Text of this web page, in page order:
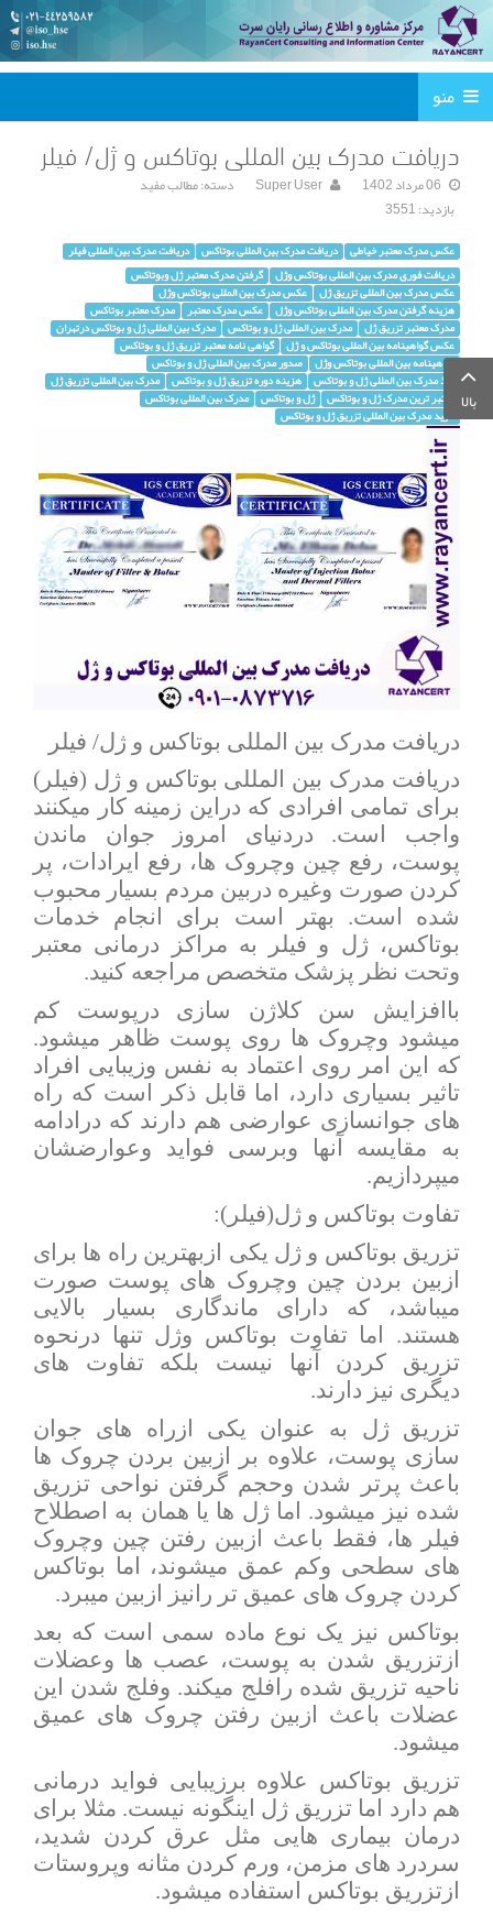
منو
دریافت مدرک بین المللی بوتاکس و ژل/ فیلر
06 مرداد 1402 Super User دسته:مطالب مفید
بازدید: 3551
عکس مدرک معتبر خیاطی دریافت مدرک بین المللی بوتاکس دریافت مدرک بین المللی فیلر
هزینه گرفتن مدرک بین المللی بوتاکس وژل
عکس مدرک بین المللی بوتاکس وژل عکس مدرک بین المللی تزریق ژل
گرفتن مدرک معتبر ژل وبوتاکس دریافت فوری مدرک بین المللی بوتاکس وژل
خرید مدرک بین المللی تزریق ژل و بوتاکس
مدرک بین المللی بوتاکس ژل و بوتاکس معتبر ترین مدرک ژل و بوتاکس
مدرک بین المللی تزریق ژل هزینه دوره تزریق ژل و بوتاکس اخذ مدرک بین المللی ژل و بوتاکس
صدور مدرک بین المللی ژل و بوتاکس گواهینامه بین المللی بوتاکس وژل
گواهی نامه معتبر تزریق ژل و بوتاکس عکس گواهینامه بین المللی بوتاکس و ژل
مدرک بین المللی ژل و بوتاکس درتهران مدرک بین المللی ژل و بوتاکس مدرک معتبر تزریق ژل
مدرک معتبر بوتاکس عکس مدرک معتبر
دریافت مدرک بین المللی بوتاکس و ژل/ فیلر
دریافت مدرک بین المللی بوتاکس و ژل (فیلر)
برای تمامی افرادی که دراین زمینه کار میکنند
واجب است. دردنیای امروز جوان ماندن
پوست، رفع چین وچروک ها، رفع ایرادات، پر
کردن صورت وغیره دربین مردم بسیار محبوب
شده است. بهتر است برای انجام خدمات
بوتاکس، ژل و فیلر به مراکز درمانی معتبر
وتحت نظر پزشک متخصص مراجعه کنید.
باافزایش سن کلاژن سازی درپوست کم
میشود وچروک ها روی پوست ظاهر میشود.
که این امر روی اعتماد به نفس وزیبایی افراد
تاثیر بسیاری دارد، اما قابل ذکر است که راه
های جوانسازی عوارضی هم دارند که درادامه
به مقایسه آنها وبرسی فواید وعوارضشان
میپردازیم.
تفاوت بوتاکس و ژل(فیلر):
تزریق بوتاکس و ژل یکی ازبهترین راه ها برای
ازبین بردن چین وچروک های پوست صورت
میباشد، که دارای ماندگاری بسیار بالایی
هستند. اما تفاوت بوتاکس وژل تنها درنحوه
تزریق کردن آنها نیست بلکه تفاوت های
دیگری نیز دارند.
تزریق ژل به عنوان یکی ازراه های جوان
سازی پوست، علاوه بر ازبین بردن چروک ها
باعث پرتر شدن وحجم گرفتن نواحی تزریق
شده نیز میشود. اما ژل ها یا همان به اصطلاح
فیلر ها، فقط باعث ازبین رفتن چین وچروک
های سطحی وکم عمق میشوند، اما بوتاکس
کردن چروک های عمیق تر رانیز ازبین میبرد.
بوتاکس نیز یک نوع ماده سمی است که بعد
ازتزریق شدن به پوست، عصب ها وعضلات
ناحیه تزریق شده رافلج میکند. وفلج شدن این
عضلات باعث ازبین رفتن چروک های عمیق
میشود.
تزریق بوتاکس علاوه برزیبایی فواید درمانی
هم دارد اما تزریق ژل اینگونه نیست. مثلا برای
درمان بیماری هایی مثل عرق کردن شدید،
سردرد های مزمن، ورم کردن مثانه وپروستات
ازتزریق بوتاکس استفاده میشود.
بالا